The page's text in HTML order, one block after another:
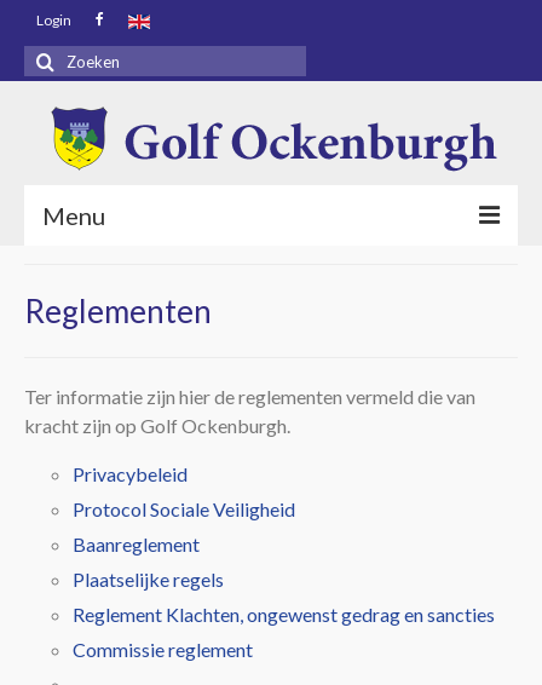
Login
Zoeken
naar:
Menu
Bezoekers
Golf Academy
Golf Ockenburgh
Leden
Reglementen
Ter informatie zijn hier de reglementen vermeld die van
kracht zijn op Golf Ockenburgh.
Privacybeleid
Protocol Sociale Veiligheid
Baanreglement
Plaatselijke regels
Reglement Klachten, ongewenst gedrag en sancties
Commissie reglement